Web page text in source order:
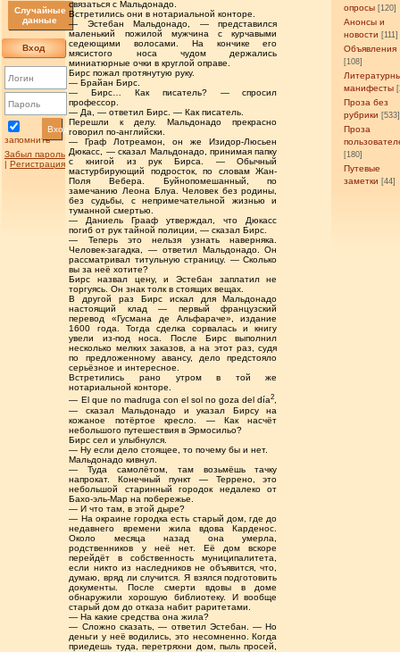
Случайные
данные
Вход
запомнить
Вход
Забыл пароль
| Регистрация
опросы [120]
Анонсы и
новости [111]
Объявления
[108]
манифесты
Проза без
рубрики [533]
Проза
[180]
Путевые
заметки [44]
связаться с Мальдонадо.
Встретились они в нотариальной конторе.
— Эстебан Мальдонадо, — представился
маленький пожилой мужчина с курчавыми
седеющими волосами. На кончике его
мясистого носа чудом держались
миниатюрные очки в круглой оправе.
Бирс пожал протянутую руку.
— Брайан Бирс.
— Бирс… Как писатель? — спросил
профессор.
— Да, — ответил Бирс. — Как писатель.
Перешли к делу. Мальдонадо прекрасно
говорил по-английски.
— Граф Лотреамон, он же Изидор-Люсьен
Дюкасс, — сказал Мальдонадо, принимая папку
с книгой из рук Бирса. — Обычный
мастурбирующий подросток, по словам Жан-
Поля Вебера. Буйнопомешанный, по
замечанию Леона Блуа. Человек без родины,
без судьбы, с непримечательной жизнью и
туманной смертью.
— Даниель Грааф утверждал, что Дюкасс
погиб от рук тайной полиции, — сказал Бирс.
— Теперь это нельзя узнать наверняка.
Человек-загадка, — ответил Мальдонадо. Он
рассматривал титульную страницу. — Сколько
вы за неё хотите?
Бирс назвал цену, и Эстебан заплатил не
торгуясь. Он знак толк в стоящих вещах.
В другой раз Бирс искал для Мальдонадо
настоящий клад — первый французский
перевод «Гусмана де Альфараче», издание
1600 года. Тогда сделка сорвалась и книгу
увели из-под носа. После Бирс выполнил
несколько мелких заказов, а на этот раз, судя
по предложенному авансу, дело предстояло
серьёзное и интересное.
Встретились рано утром в той же
нотариальной конторе.
— El que no madruga con el sol no goza del día2,
— сказал Мальдонадо и указал Бирсу на
кожаное потёртое кресло. — Как насчёт
небольшого путешествия в Эрмосильо?
Бирс сел и улыбнулся.
— Ну если дело стоящее, то почему бы и нет.
Мальдонадо кивнул.
— Туда самолётом, там возьмёшь тачку
напрокат. Конечный пункт — Террено, это
небольшой старинный городок недалеко от
Бахо-эль-Мар на побережье.
— И что там, в этой дыре?
— На окраине городка есть старый дом, где до
недавнего времени жила вдова Карденос.
Около месяца назад она умерла,
родственников у неё нет. Её дом вскоре
перейдёт в собственность муниципалитета,
если никто из наследников не объявится, что,
думаю, вряд ли случится. Я взялся подготовить
документы. После смерти вдовы в доме
обнаружили хорошую библиотеку. И вообще
старый дом до отказа набит раритетами.
— На какие средства она жила?
— Сложно сказать, — ответил Эстебан. — Но
деньги у неё водились, это несомненно. Когда
приедешь туда, перетряхни дом, пыль просей,